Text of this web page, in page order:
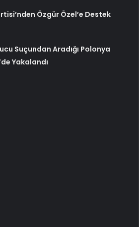
Özgür Özel’e Destek
Suçundan Aradığı Polonya
Yakalandı